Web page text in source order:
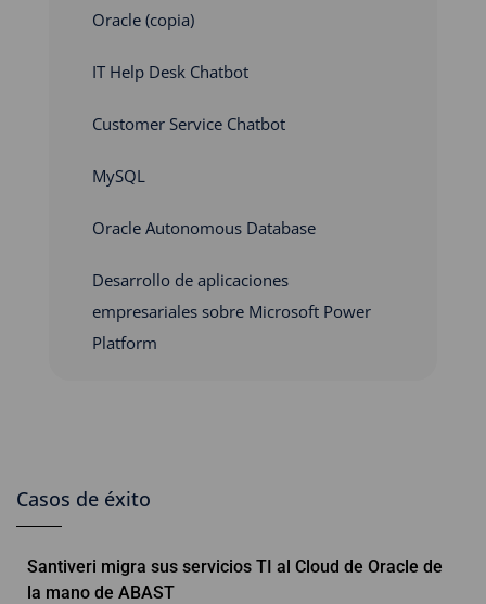
Oracle (copia)
IT Help Desk Chatbot
Customer Service Chatbot
MySQL
Oracle Autonomous Database
Desarrollo de aplicaciones
empresariales sobre Microsoft Power
Platform
Casos de éxito
Santiveri migra sus servicios TI al Cloud de Oracle de
la mano de ABAST